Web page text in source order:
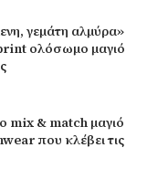
γεμάτη αλμύρα»
ολόσωμο μαγιό
mix & match μαγιό
που κλέβει τις